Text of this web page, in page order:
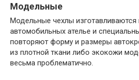
Модельные
Модельные чехлы изготавливаются
автомобильных ателье и
повторяют форму и размеры
из плотной ткани либо экокожи
весьма проблематично.